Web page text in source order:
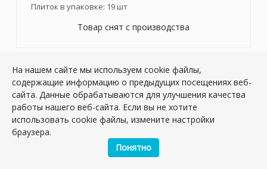
Плиток в упаковке: 19шт
Товар снят с производства
На нашем сайте мы используем cookie файлы,
содержащие информацию о предыдущих посещениях веб-
сайта. Данные обрабатываются для улучшения качества
работы нашего веб-сайта. Если вы не хотите
использовать cookie файлы, измените настройки
браузера.
Понятно